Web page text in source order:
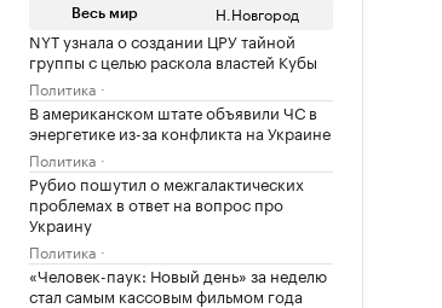
Весь мир Н.Новгород
NYT узнала о создании ЦРУ тайной
группы с целью раскола властей Кубы
Политика
В американском штате объявили ЧС в
энергетике из-за конфликта на Украине
Политика
Рубио пошутил о межгалактических
проблемах в ответ на вопрос про
Украину
Политика
«Человек-паук: Новый день» за неделю
стал самым кассовым фильмом года